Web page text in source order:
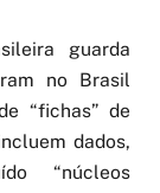
guarda
no Brasil
“fichas” de
dados,
“núcleos